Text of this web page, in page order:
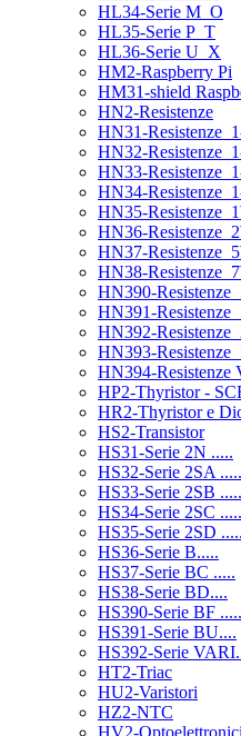
HL34-Serie M_O
HL35-Serie P_T
HL36-Serie U_X
HM2-Raspberry Pi
HM31-shield
HN2-Resistenze
HN31-
HN32-
HN33-
HN34-
HN35-
HN36-
HN37-
HN38-
HN390-
HN391-
HN392-
HN393-
HN394-Resistenze
HP2-Thyristor -
HR2-Thyristor e
HS2-Transistor
HS31-Serie 2N .....
HS32-Serie 2SA .....
HS33-Serie 2SB .....
HS34-Serie 2SC .....
HS35-Serie 2SD .....
HS36-Serie B.....
HS37-Serie BC .....
HS38-Serie BD....
HS390-Serie BF .....
HS391-Serie BU....
HS392-Serie
HT2-Triac
HU2-Varistori
HZ2-NTC
HV2-Optoelettronici